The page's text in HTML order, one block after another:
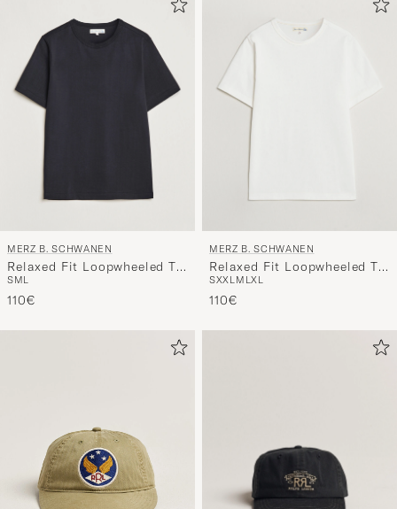
MERZ B. SCHWANEN
Relaxed Fit Loopwheeled T-
Shirt Charcoal
SML
110€
MERZ B. SCHWANEN
Relaxed Fit Loopwheeled T-
Shirt White
SXXLM LXL
110€